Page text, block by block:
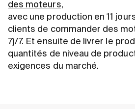
des moteurs,
avec une production en 11
clients de commander des
7j/7. Et ensuite de livrer le
quantités de niveau de
exigences du marché.